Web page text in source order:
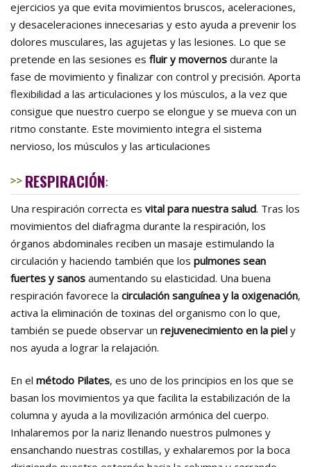
ejercicios ya que evita movimientos bruscos, aceleraciones,
y desaceleraciones innecesarias y esto ayuda a prevenir los
dolores musculares, las agujetas y las lesiones. Lo que se
pretende en las sesiones es fluir y movernos durante la
fase de movimiento y finalizar con control y precisión. Aporta
flexibilidad a las articulaciones y los músculos, a la vez que
consigue que nuestro cuerpo se elongue y se mueva con un
ritmo constante. Este movimiento integra el sistema
nervioso, los músculos y las articulaciones
RESPIRACIÓN:
Una respiración correcta es vital para nuestra salud. Tras los
movimientos del diafragma durante la respiración, los
órganos abdominales reciben un masaje estimulando la
circulación y haciendo también que los pulmones sean
fuertes y sanos aumentando su elasticidad. Una buena
respiración favorece la circulación sanguínea y la oxigenación,
activa la eliminación de toxinas del organismo con lo que,
también se puede observar un rejuvenecimiento en la piel y
nos ayuda a lograr la relajación.
En el método Pilates, es uno de los principios en los que se
basan los movimientos ya que facilita la estabilización de la
columna y ayuda a la movilización armónica del cuerpo.
Inhalaremos por la nariz llenando nuestros pulmones y
ensanchando nuestras costillas, y exhalaremos por la boca